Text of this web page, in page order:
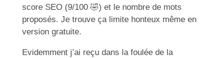
score SEO (9/100 🤣) et le nombre de mots
proposés. Je trouve ça limite honteux même en
version gratuite.
Evidemment j’ai reçu dans la foulée de la